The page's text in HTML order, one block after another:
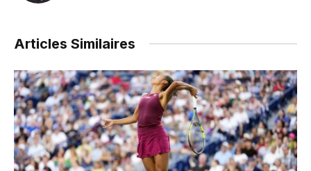
Articles Similaires